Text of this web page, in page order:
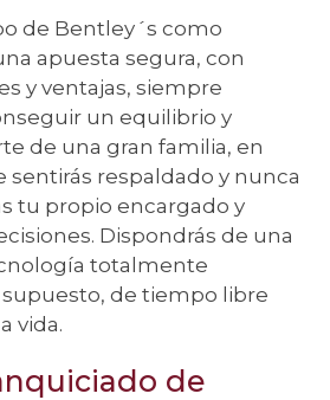
de Bentley´s como
apuesta segura, con
y ventajas, siempre
un equilibrio y
de una gran familia, en
respaldado y nunca
tu propio encargado y
Dispondrás de una
totalmente
supuesto, de tiempo libre
vida.
de